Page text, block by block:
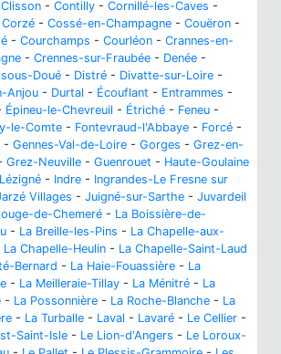
Clisson - Contilly - Cornillé-les-Caves -
Corzé - Cossé-en-Champagne - Couëron -
- Courchamps - Courléon - Crannes-en-
- Crennes-sur-Fraubée - Denée -
Doué - Distré - Divatte-sur-Loire -
Anjou - Durtal - Écouflant - Entrammes -
Épineu-le-Chevreuil - Étriché - Feneu -
le-Comte - Fontevraud-l'Abbaye - Forcé -
- Gennes-Val-de-Loire - Gorges - Grez-en-
Grez-Neuville - Guenrouet - Haute-Goulaine
- Indre - Ingrandes-Le Fresne sur
Villages - Juigné-sur-Sarthe - Juvardeil
de-Chemeré - La Boissière-de-
- La Breille-les-Pins - La Chapelle-aux-
La Chapelle-Heulin - La Chapelle-Saint-Laud
Bernard - La Haie-Fouassière - La
- La Meilleraie-Tillay - La Ménitré - La
- La Possonnière - La Roche-Blanche - La
- La Turballe - Laval - Lavaré - Le Cellier -
Saint-Isle - Le Lion-d'Angers - Le Loroux-